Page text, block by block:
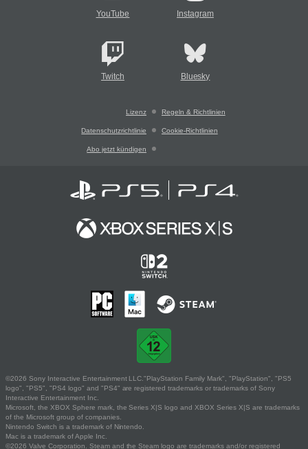
YouTube Instagram
Twitch Bluesky
Lizenz Regeln & Richtlinien
Datenschutzrichtlinie Cookie-Richtlinien
Abo jetzt kündigen
©2026 Sony Interactive Entertainment LLC."PlayStation Family Mark", "PlayStation", "PS5
logo", "PS5", "PS4 logo" and "PS4" are registered trademarks or trademarks of Sony
Interactive Entertainment Inc.
Microsoft, the XBOX Sphere mark, the Series X|S logo and XBOX Series X|S are trademarks
of the Microsoft group of companies.
Nintendo Switch is a trademark of Nintendo.
Mac is a trademark of Apple Inc.
©2026 Valve Corporation. Steam and the Steam logo are trademarks and/or registered